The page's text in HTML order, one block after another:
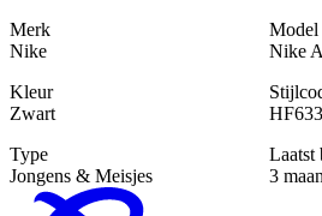
Merk
Nike
Model
Nike
Kleur
Zwart
Type
Jongens & Meisjes
Laatst
3